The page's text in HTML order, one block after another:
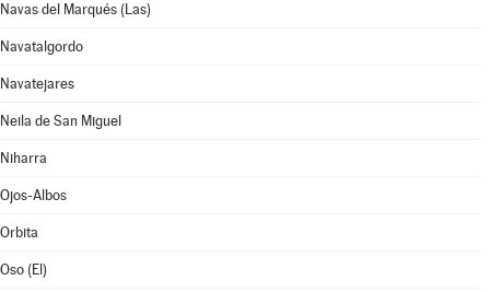
Navas del Marqués (Las)
Navatalgordo
Navatejares
Neila de San Miguel
Niharra
Ojos-Albos
Orbita
Oso (El)